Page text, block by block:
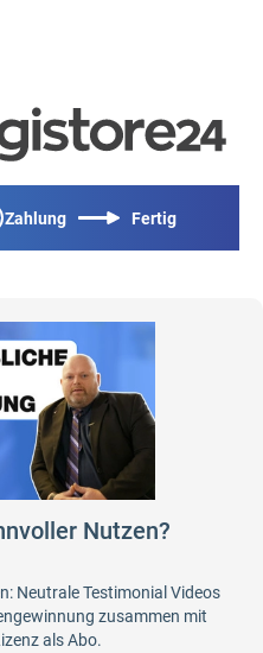
Zahlung Fertig
sinnvoller Nutzen?
Neutrale Testimonial Videos
zusammen mit
als Abo.